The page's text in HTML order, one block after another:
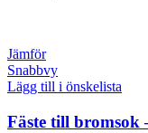
Jämför
Snabbvy
Lägg till i önskelista
Fäste till bromsok